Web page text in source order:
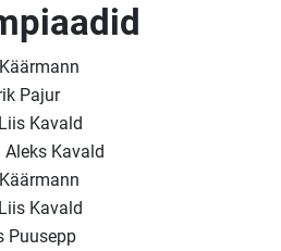
Pajur
Kavald
Aleks Kavald
Kavald
Puusepp